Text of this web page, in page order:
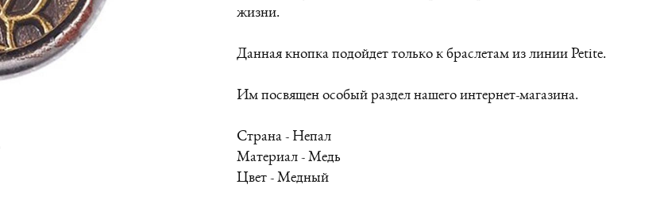
жизни.
Данная кнопка подойдет только к браслетам из линии Petite.
Им посвящен особый раздел нашего интернет-магазина.
Страна - Непал
Материал - Медь
Цвет - Медный